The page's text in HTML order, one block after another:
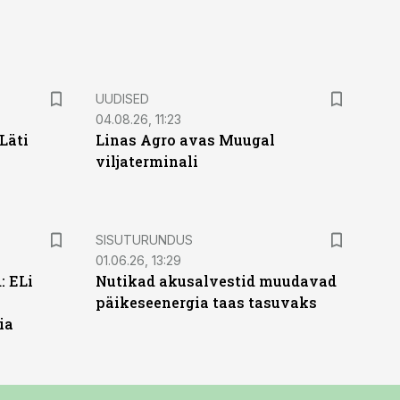
UUDISED
04.08.26, 11:23
Linas Agro avas Muugal
viljaterminali
ELi
ST
SISUTURUNDUS
01.06.26, 13:29
Nutikad akusalvestid muudavad
päikeseenergia taas tasuvaks